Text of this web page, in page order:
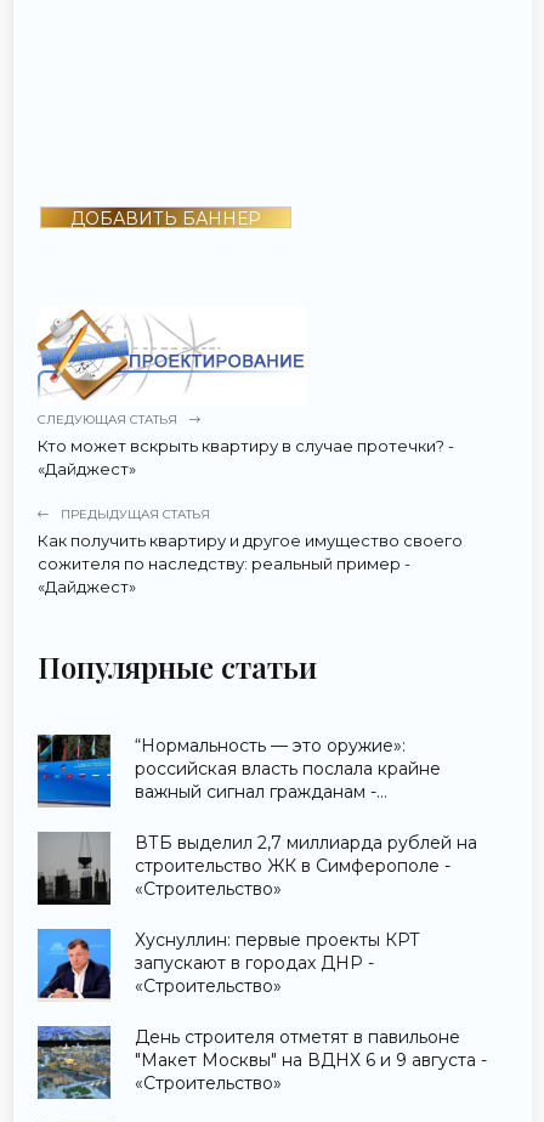
ДОБАВИТЬ БАННЕР
СЛЕДУЮЩАЯ СТАТЬЯ
Кто может вскрыть квартиру в случае протечки? -
«Дайджест»
ПРЕДЫДУЩАЯ СТАТЬЯ
Как получить квартиру и другое имущество своего
сожителя по наследству: реальный пример -
«Дайджест»
Популярные статьи
“Нормальность — это оружие»:
российская власть послала крайне
важный сигнал гражданам -
ВТБ выделил 2,7 миллиарда рублей на
строительство ЖК в Симферополе -
«Строительство»
Хуснуллин: первые проекты КРТ
запускают в городах ДНР -
«Строительство»
День строителя отметят в павильоне
"Макет Москвы" на ВДНХ 6 и 9 августа -
«Строительство»